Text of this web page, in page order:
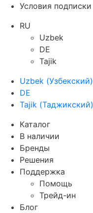
Условия подписки
RU
Uzbek
DE
Tajik
Uzbek (Узбекский)
DE
Tajik (Таджикский)
Каталог
В наличии
Бренды
Решения
Поддержка
Помощь
Трейд-ин
Блог